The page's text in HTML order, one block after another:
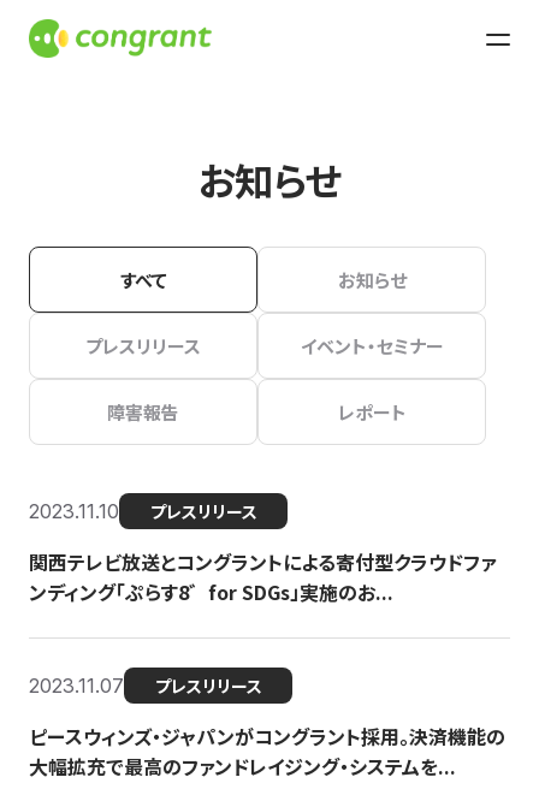
お知らせ
すべて お知らせ
プレスリリース イベント・セミナー
障害報告 レポート
2023.11.10 プレスリリース
関西テレビ放送とコングラントによる寄付型クラウドファ
ンディング「ぷらす8゛for SDGs」実施のお...
2023.11.07 プレスリリース
ピースウィンズ・ジャパンがコングラント採用。決済機能の
大幅拡充で最高のファンドレイジング・システムを...